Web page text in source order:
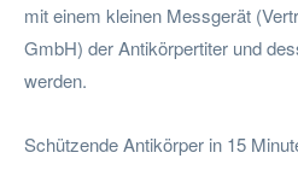
mit einem kleinen Messgerät
GmbH) der Antikörpertiter und
werden.
Schützende Antikörper in 15